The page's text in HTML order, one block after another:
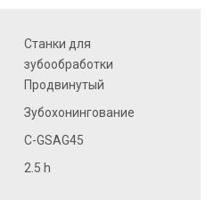
Станки для
зубообработки
Продвинутый
Зубохонингование
C-GSAG45
2.5 h